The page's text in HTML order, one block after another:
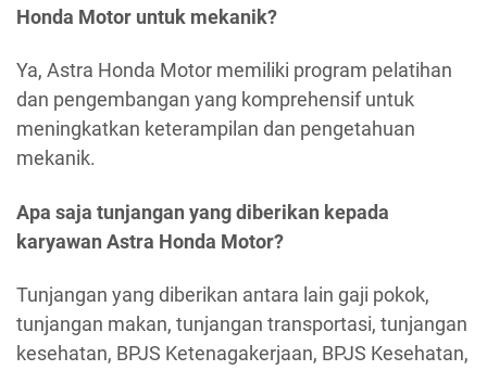
Honda Motor untuk mekanik?
Ya, Astra Honda Motor memiliki program pelatihan
dan pengembangan yang komprehensif untuk
meningkatkan keterampilan dan pengetahuan
mekanik.
Apa saja tunjangan yang diberikan kepada
karyawan Astra Honda Motor?
Tunjangan yang diberikan antara lain gaji pokok,
tunjangan makan, tunjangan transportasi, tunjangan
kesehatan, BPJS Ketenagakerjaan, BPJS Kesehatan,